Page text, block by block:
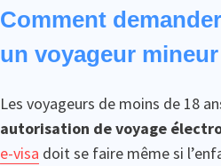
Comment
un voyageur
Les voyageurs de moins de 18
autorisation de voyage
e-visa doit se faire même si